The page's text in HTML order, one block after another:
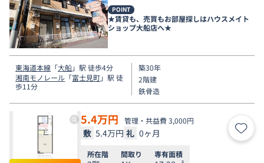
POINT
★賃貸も、売買もお部屋探しはハウスメイト
ショップ大船店へ★
東海道本線 「大船」駅 徒歩4分
湘南モノレール 「富士見町」駅 徒
歩11分
築30年
2階建
鉄骨造
5.4万円 管理・共益費 3,000円
敷 5.4万円 礼 0ヶ月 お気
所在階 間取り 専有面積